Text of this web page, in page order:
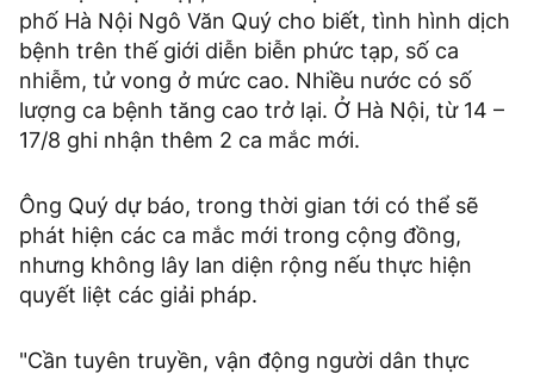
phố Hà Nội Ngô Văn Quý cho biết, tình hình dịch
bệnh trên thế giới diễn biễn phức tạp, số ca
nhiễm, tử vong ở mức cao. Nhiều nước có số
lượng ca bệnh tăng cao trở lại. Ở Hà Nội, từ 14 –
17/8 ghi nhận thêm 2 ca mắc mới.
Ông Quý dự báo, trong thời gian tới có thể sẽ
phát hiện các ca mắc mới trong cộng đồng,
nhưng không lây lan diện rộng nếu thực hiện
quyết liệt các giải pháp.
"Cần tuyên truyền, vận động người dân thực